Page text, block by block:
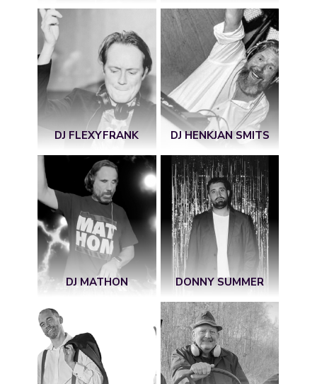
DJ FLEXYFRANK DJ HENKJAN SMITS
DJ MATHON DONNY SUMMER